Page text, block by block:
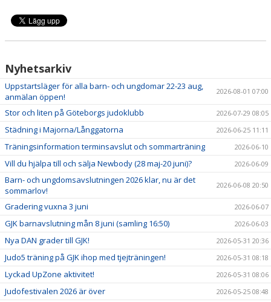
Nyhetsarkiv
Uppstartsläger för alla barn- och ungdomar 22-23 aug,
anmälan öppen!
2026-08-01 07:00
Stor och liten på Göteborgs judoklubb 2026-07-29 08:05
Städning i Majorna/Långgatorna 2026-06-25 11:11
Träningsinformation terminsavslut och sommarträning 2026-06-10
Vill du hjälpa till och sälja Newbody (28 maj-20 juni)? 2026-06-09
Barn- och ungdomsavslutningen 2026 klar, nu är det
sommarlov!
2026-06-08 20:50
Gradering vuxna 3 juni 2026-06-07
GJK barnavslutning mån 8 juni (samling 16:50) 2026-06-03
Nya DAN grader till GJK! 2026-05-31 20:36
Judo5 träning på GJK ihop med tjejträningen! 2026-05-31 08:18
Lyckad UpZone aktivitet! 2026-05-31 08:06
Judofestivalen 2026 är över 2026-05-25 08:48